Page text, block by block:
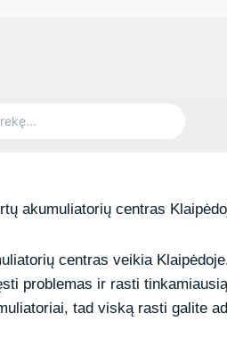
akumuliatorių centras
centras veikia
problemas ir rasti
tad viską rasti galite